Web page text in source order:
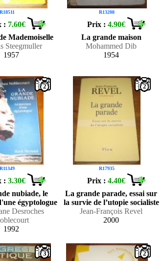
R18511
: 7.60€
Mademoiselle
Steegmuller
1957
R13208
Prix :4.90€
La grande maison
Mohammed Dib
1954
R11349
2
:3.30€
nubiade, le
égyptologue
Desroches
1992
R17935
2
Prix :4.40€
La grande parade, essai sur
la survie de l’utopie socialiste
Jean-François Revel
2000
3 2